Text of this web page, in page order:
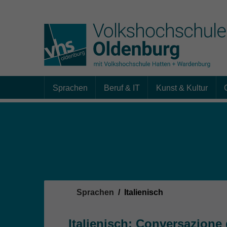
Sprachen Beruf & IT Kunst & Kultur
Sprachen Italienisch
Italienisch: